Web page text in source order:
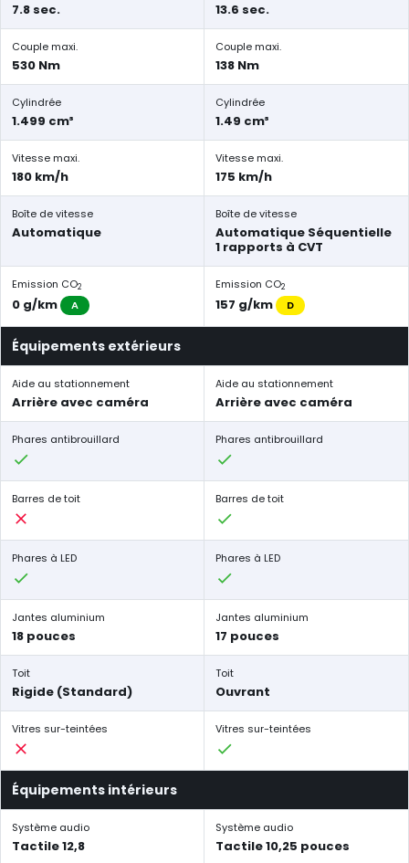
7.8 sec. 13.6 sec.
Couple maxi.
530 Nm
Couple maxi.
138 Nm
Cylindrée
1.499 cm³
Cylindrée
1.49 cm³
Vitesse maxi.
180 km/h
Vitesse maxi.
175 km/h
Boîte de vitesse
Automatique
Boîte de vitesse
Automatique Séquentielle
1 rapports à CVT
Emission CO2
0 g/km A
Emission CO2
157 g/km D
Équipements extérieurs
Aide au stationnement
Arrière avec caméra
Aide au stationnement
Arrière avec caméra
Phares antibrouillard Phares antibrouillard
Barres de toit Barres de toit
Phares à LED Phares à LED
Jantes aluminium
18 pouces
Jantes aluminium
17 pouces
Toit
Rigide (Standard)
Toit
Ouvrant
Vitres sur-teintées Vitres sur-teintées
Équipements intérieurs
Système audio
Tactile 12,8
Système audio
Tactile 10,25 pouces